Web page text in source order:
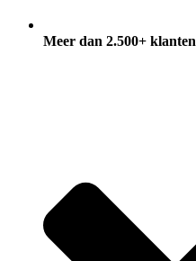
Meer dan 2.500+ klanten